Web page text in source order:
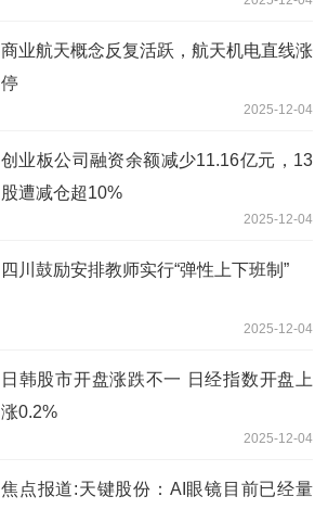
商业航天概念反复活跃，航天机电直线涨
停
2025-12-04
创业板公司融资余额减少11.16亿元，13
股遭减仓超10%
2025-12-04
四川鼓励安排教师实行“弹性上下班制”
2025-12-04
日韩股市开盘涨跌不一 日经指数开盘上
涨0.2%
2025-12-04
焦点报道:天键股份：AI眼镜目前已经量